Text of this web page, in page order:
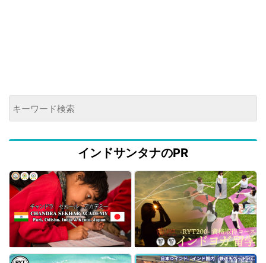
インドサンタナのPR